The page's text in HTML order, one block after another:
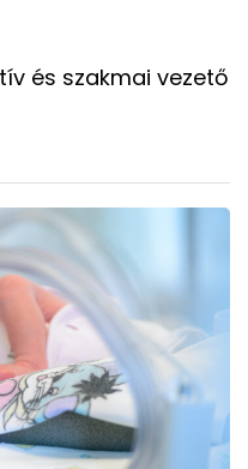
és szakmai vezető